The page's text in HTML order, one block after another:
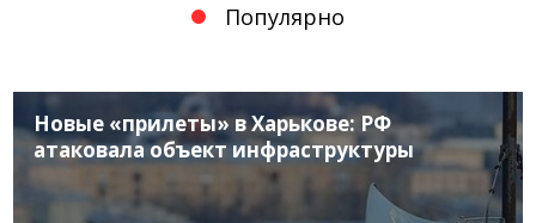
Популярно
Новые «прилеты» в Харькове: РФ
атаковала объект инфраструктуры